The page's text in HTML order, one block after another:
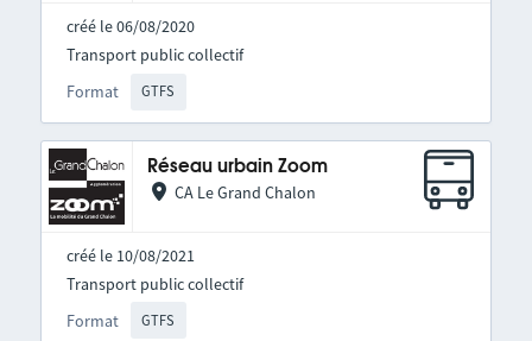
créé le 06/08/2020
Format GTFS
Transport public collectif
Réseau urbain Zoom
CA Le Grand Chalon
créé le 10/08/2021
Format GTFS
Transport public collectif